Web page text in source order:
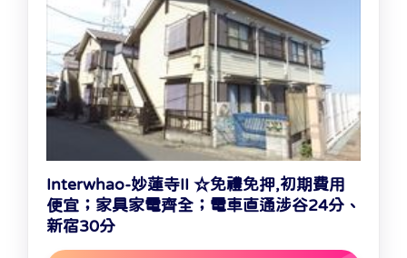
Interwhao-妙蓮寺II ☆免禮免押,初期費用
便宜；家具家電齊全；電車直通涉谷24分、
新宿30分